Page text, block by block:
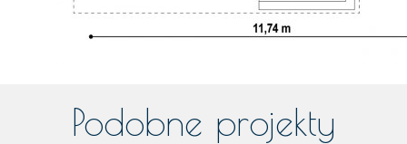
Podobne projekty